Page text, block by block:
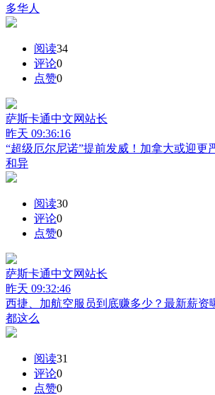
多华人
阅读34
评论0
点赞0
萨斯卡通中文网站长
昨天 09:36:16
“超级厄尔尼诺”提前发威！加拿大或迎更
和异
阅读30
评论0
点赞0
萨斯卡通中文网站长
昨天 09:32:46
西捷、加航空服员到底赚多少？最新薪资
都这么
阅读31
评论0
点赞0